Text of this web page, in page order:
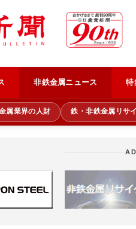
非鉄金属ニュース 特
属業界の人財 鉄・非鉄金属リサ